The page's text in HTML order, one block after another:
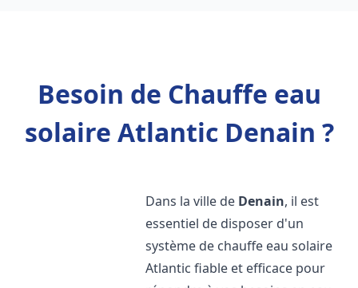
Besoin de Chauffe eau
solaire Atlantic Denain ?
Dans la ville de Denain, il est
essentiel de disposer d'un
système de chauffe eau solaire
Atlantic fiable et efficace pour